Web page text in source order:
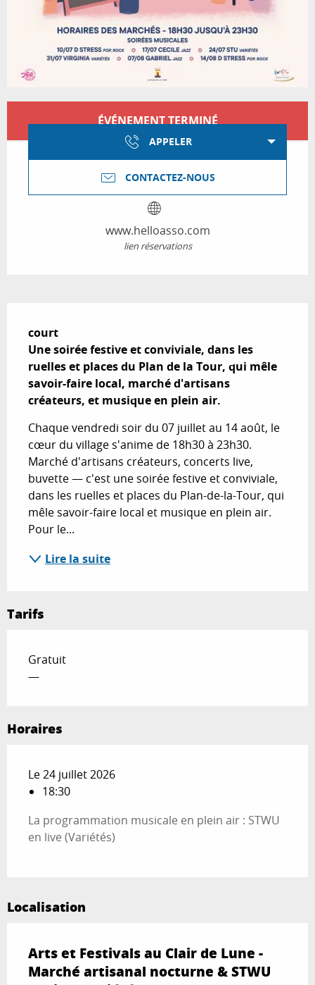
Ouverture et coordonnées
ÉVÉNEMENT TERMINÉ
APPELER
CONTACTEZ-NOUS
www.helloasso.com
lien réservations
court
Une soirée festive et conviviale, dans les
ruelles et places du Plan de la Tour, qui mêle
savoir-faire local, marché d'artisans
créateurs, et musique en plein air.
Chaque vendredi soir du 07 juillet au 14 août, le
cœur du village s'anime de 18h30 à 23h30.
Marché d'artisans créateurs, concerts live,
buvette — c'est une soirée festive et conviviale,
dans les ruelles et places du Plan-de-la-Tour, qui
mêle savoir-faire local et musique en plein air.
Pour le...
Lire la suite
Tarifs
Gratuit
—
Horaires
Le 24 juillet 2026
18:30
La programmation musicale en plein air : STWU
en live (Variétés)
Localisation
Arts et Festivals au Clair de Lune -
Marché artisanal nocturne & STWU